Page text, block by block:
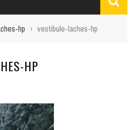
hp › vestibule-laches-hp
HP